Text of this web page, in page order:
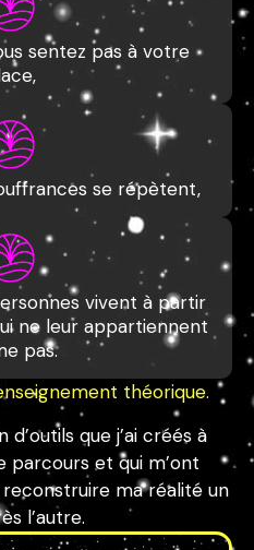
sentez pas à votre
se répètent,
vivent à partir
ne leur appartiennent
pas.
théorique.
d’outils que j’ai créés à
et qui m’ont
ma réalité un
l’autre.